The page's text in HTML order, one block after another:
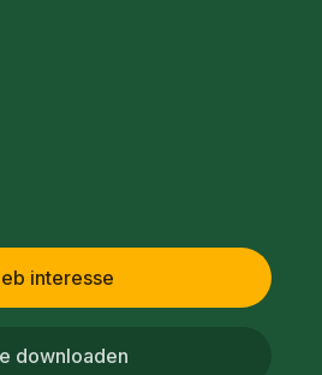
interesse
downloaden